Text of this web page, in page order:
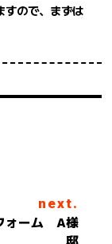
すので、まずは
next.
ォーム A様
邸